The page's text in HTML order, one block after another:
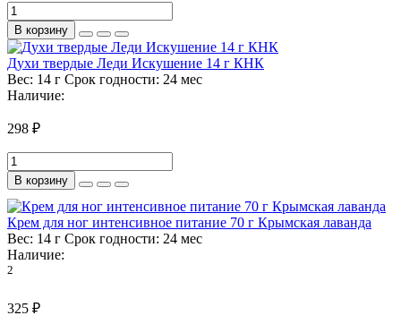
В корзину
Духи твердые Леди Искушение 14 г КНК
Вес: 14 г Срок годности: 24 мес
Наличие:
298 ₽
В корзину
Крем для ног интенсивное питание 70 г Крымская лаванда
Вес: 14 г Срок годности: 24 мес
Наличие:
2
325 ₽